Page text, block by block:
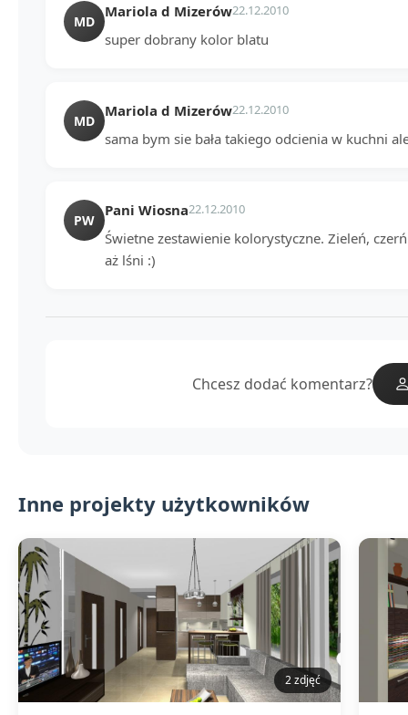
MD
Mariola d Mizerów22.12.2010
super dobrany kolor blatu
MD
Mariola d Mizerów22.12.2010
sama bym sie bała takiego odcienia w kuchni
PW
Pani Wiosna22.12.2010
Świetne zestawienie kolorystyczne. Zieleń,
aż lśni :)
Chcesz dodać komentarz?
Inne projekty użytkowników
2 zdjęć